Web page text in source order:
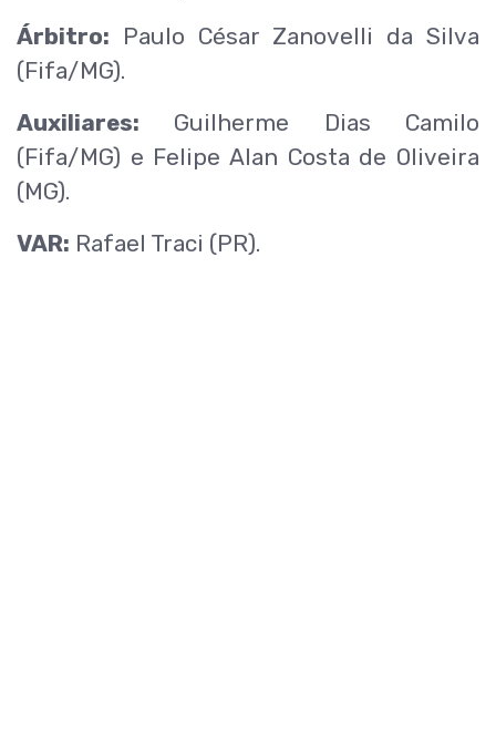
Árbitro: Paulo César Zanovelli da Silva
(Fifa/MG).
Auxiliares: Guilherme Dias Camilo
(Fifa/MG) e Felipe Alan Costa de Oliveira
(MG).
VAR: Rafael Traci (PR).